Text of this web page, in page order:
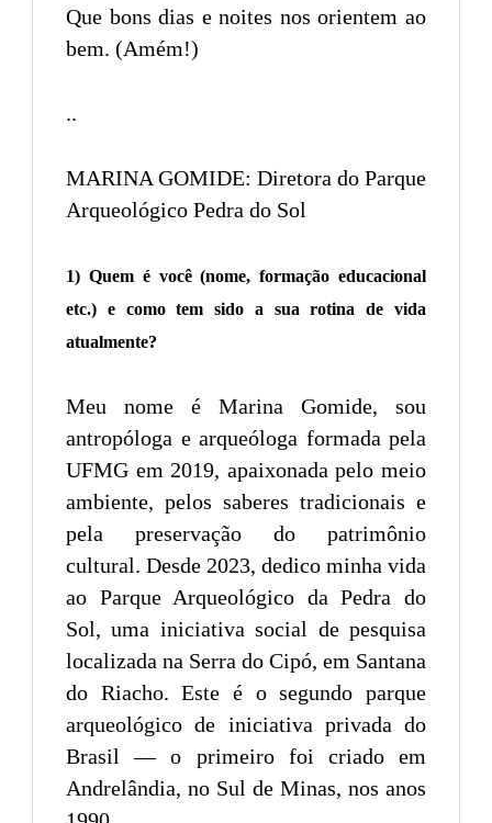
Que bons dias e noites nos orientem ao
bem. (Amém!)
..
MARINA GOMIDE: Diretora do Parque
Arqueológico Pedra do Sol
1) Quem é você (nome, formação educacional
etc.) e como tem sido a sua rotina de vida
atualmente?
Meu nome é Marina Gomide, sou
antropóloga e arqueóloga formada pela
UFMG em 2019, apaixonada pelo meio
ambiente, pelos saberes tradicionais e
pela preservação do patrimônio
cultural. Desde 2023, dedico minha vida
ao Parque Arqueológico da Pedra do
Sol, uma iniciativa social de pesquisa
localizada na Serra do Cipó, em Santana
do Riacho. Este é o segundo parque
arqueológico de iniciativa privada do
Brasil — o primeiro foi criado em
Andrelândia, no Sul de Minas, nos anos